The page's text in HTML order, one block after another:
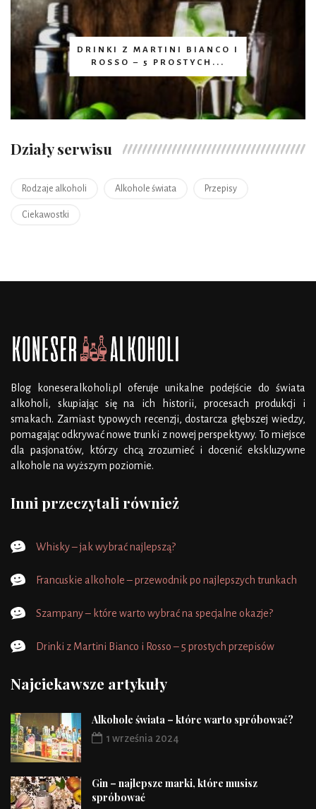
DRINKI Z MARTINI BIANCO I
ROSSO – 5 PROSTYCH...
Działy serwisu
Rodzaje alkoholi Alkohole świata Przepisy
Ciekawostki
Blog koneseralkoholi.pl oferuje unikalne podejście do świata
alkoholi, skupiając się na ich historii, procesach produkcji i
smakach. Zamiast typowych recenzji, dostarcza głębszej wiedzy,
pomagając odkrywać nowe trunki z nowej perspektywy. To miejsce
dla pasjonatów, którzy chcą zrozumieć i docenić ekskluzywne
alkohole na wyższym poziomie.
Inni przeczytali również
Whisky – jak wybrać najlepszą?
Francuskie alkohole – przewodnik po najlepszych trunkach
Szampany – które warto wybrać na specjalne okazje?
Drinki z Martini Bianco i Rosso – 5 prostych przepisów
Najciekawsze artykuły
Alkohole świata – które warto spróbować?
1 września 2024
Gin – najlepsze marki, które musisz
spróbować